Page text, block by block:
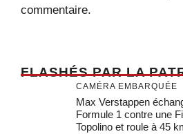
commentaire.
FLASHÉS PAR LA
CAMÉRA EMBARQUÉE
Max Verstappen
Formule 1 contre une
Topolino et roule à 45